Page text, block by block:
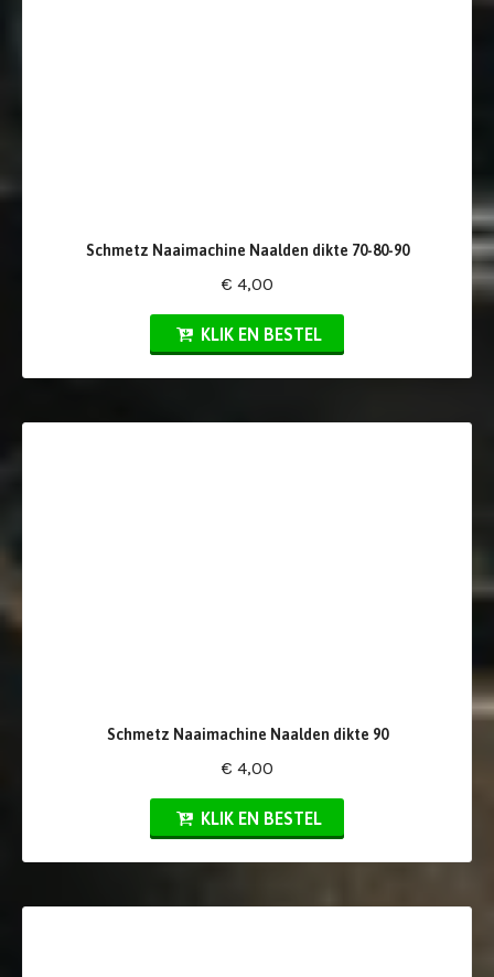
Schmetz Naaimachine Naalden dikte 70-80-90
€ 4,00
KLIK EN BESTEL
Schmetz Naaimachine Naalden dikte 90
€ 4,00
KLIK EN BESTEL